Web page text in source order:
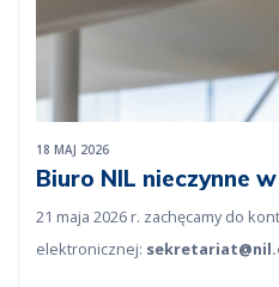
18 MAJ 2026
Biuro NIL nieczynne
21 maja 2026 r. zachęcamy do
elektronicznej: